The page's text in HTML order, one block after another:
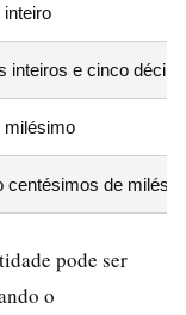
inteiro
inteiros e cinco
milésimo
centésimos de
pode ser
o